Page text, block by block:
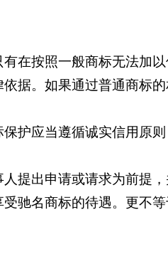
在按照一般商标无法加
据。如果通过普通商标
护应当遵循诚实信用原
提出申请或请求为前提
驰名商标的待遇。更不